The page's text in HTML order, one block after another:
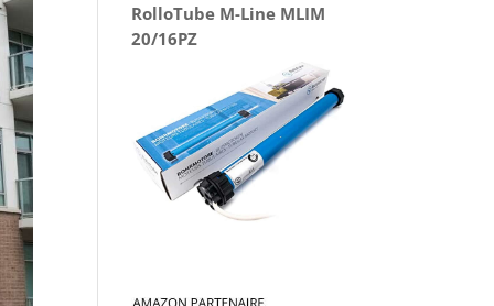
RolloTube M-Line MLIM
20/16PZ